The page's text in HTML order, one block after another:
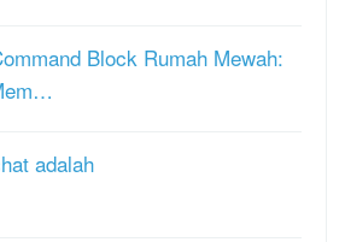
Block Rumah Mewah:
adalah